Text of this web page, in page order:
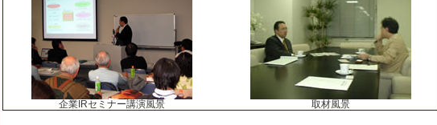
企業IRセミナー講演風景 取材風景